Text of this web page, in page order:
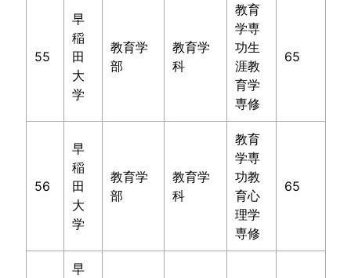
55
早
稲
田
大
学
教育学
部
教育学
科
教育
学専
功生
涯教
育学
専修
65
56
早
稲
田
大
学
教育学
部
教育学
科
教育
学専
功教
育心
理学
専修
65
早